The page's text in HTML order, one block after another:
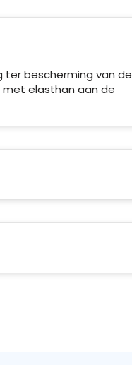
ter bescherming van de
elasthan aan de